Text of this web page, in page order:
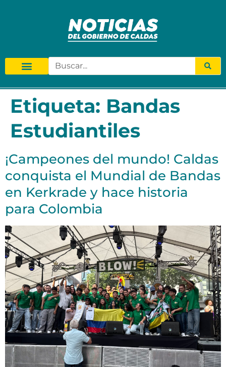
Etiqueta: Bandas
Estudiantiles
¡Campeones del mundo! Caldas
conquista el Mundial de Bandas
en Kerkrade y hace historia
para Colombia